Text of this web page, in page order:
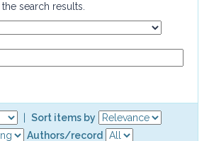
search results.
Sort items by
Authors/record